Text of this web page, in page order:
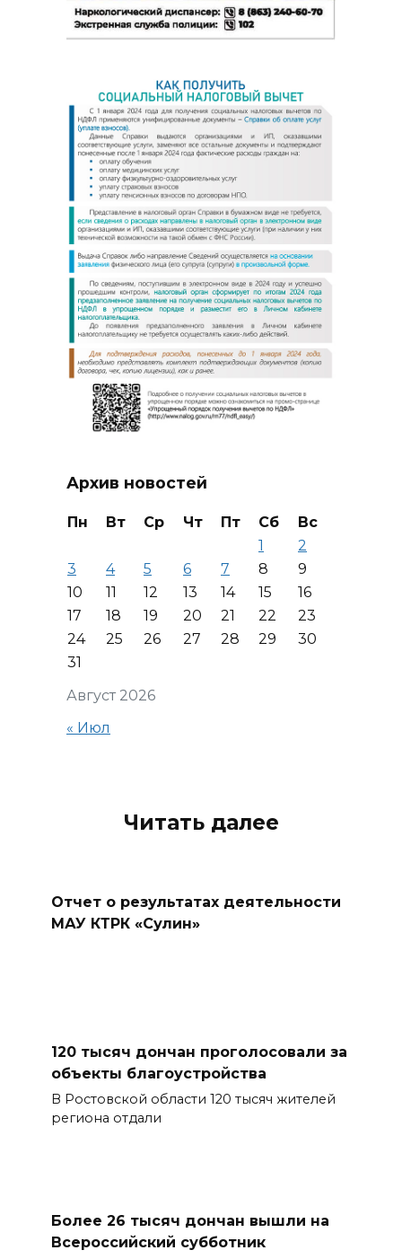
Архив новостей
Август 2026
Пн Вт Ср Чт Пт Сб
Вс
1
2
3
4 5 6 7 8
9
10
11 12 13 14 15
16
17
18 19 20 21 22
23
24
25 26 27 28 29
30
31
« Июл
Читать далее
Отчет о результатах деятельности
МАУ КТРК «Сулин»
120 тысяч дончан проголосовали за
объекты благоустройства
В Ростовской области 120 тысяч жителей
региона отдали
Более 26 тысяч дончан вышли на
Всероссийский субботник